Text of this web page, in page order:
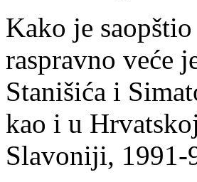
Kako je
raspravno veće
Stanišića i
kao i u
Slavoniji, 1991-